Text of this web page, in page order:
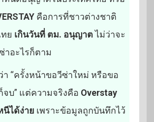
คือการที่ชาวต่างชาติ
ย เกินวันที่ ตม. อนุญาตไม่ว่าจะ
าอะไรก็ตาม
“ครั้งหน้าขอวีซ่าใหม่ หรือขอ
บ” แต่ความจริงคือ Overstay
นีได้ง่าย เพราะข้อมูลถูกบันทึกไว้